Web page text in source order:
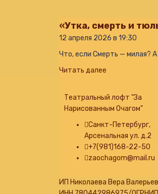
«Утка, смерть и
12 апреля 2026 в 19:30
Что, если Смерть — милая?
Читать далее
Театральный лофт "За
Нарисованным Очагом"
Санкт-Петербург,
Арсенальная ул. д.2
+7(981)168-22-50
zaochagom@mail.ru
ИП Николаева Вера